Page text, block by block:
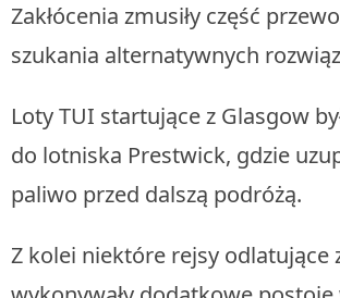
Zakłócenia zmusiły część
szukania alternatywnych
Loty TUI startujące z Glasgow
do lotniska Prestwick, gdzie
paliwo przed dalszą podróżą.
Z kolei niektóre rejsy odlatujące